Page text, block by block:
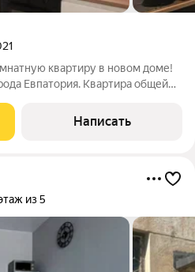
квартиру в новом доме!
Евпатория. Квартира общей
выполнен качественный
Написать
из 5